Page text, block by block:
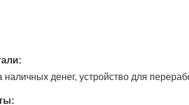
денег, устройство для